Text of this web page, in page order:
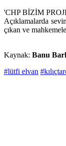
'CHP BİZİM
Açıklamalarda
çıkan ve
Kaynak: Banu
#lütfi elvan